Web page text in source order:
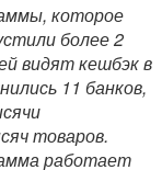
которое
более 2
видят кешбэк в
11 банков,
товаров.
работает